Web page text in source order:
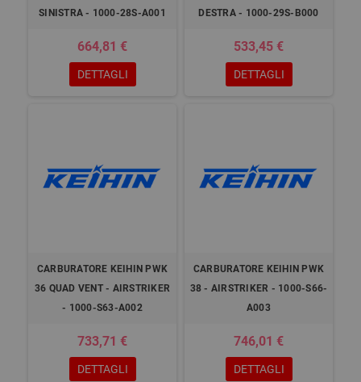
SINISTRA - 1000-28S-A001
664,81 €
DETTAGLI
DESTRA - 1000-29S-B000
533,45 €
DETTAGLI
CARBURATORE KEIHIN PWK
36 QUAD VENT - AIRSTRIKER
- 1000-S63-A002
733,71 €
DETTAGLI
CARBURATORE KEIHIN PWK
38 - AIRSTRIKER - 1000-S66-
A003
746,01 €
DETTAGLI